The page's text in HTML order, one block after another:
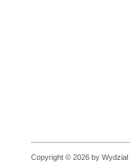
Copyright © 2026 by